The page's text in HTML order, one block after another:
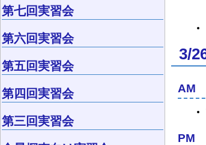
3/
AM
PM
第七回実習会
第六回実習会
第五回実習会
第四回実習会
第三回実習会